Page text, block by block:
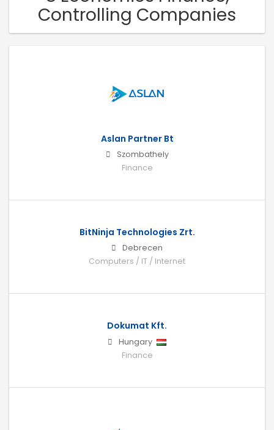
Controlling Companies
Aslan Partner Bt
Szombathely
Finance
BitNinja Technologies Zrt.
Debrecen
Computers / IT / Internet
Dokumat Kft.
Hungary
Finance